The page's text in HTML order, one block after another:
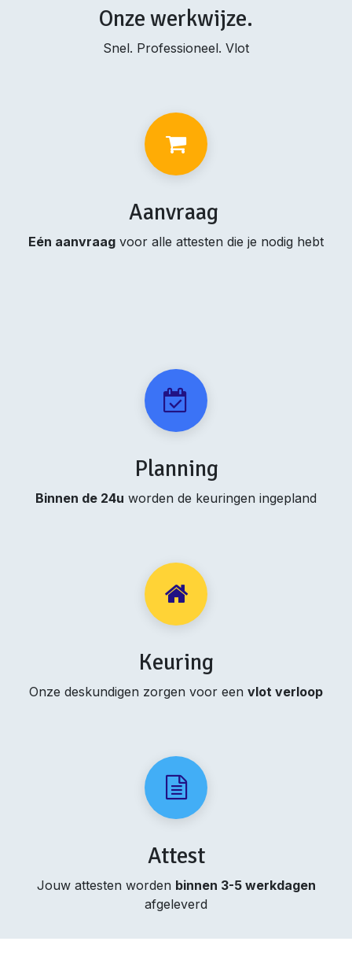
Onze werkwijze.
Snel. Professioneel. Vlot
Aanvraag
Eén aanvraag voor alle attesten die je nodig hebt
Planning
Binnen de 24u worden de keuringen ingepland
Keuring
Onze deskundigen zorgen voor een vlot verloop
Attest
Jouw attesten worden binnen 3-5 werkdagen
afgeleverd